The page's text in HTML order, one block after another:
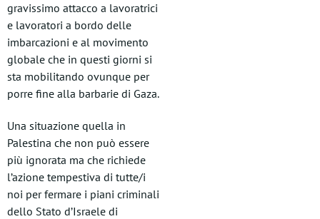
gravissimo attacco a lavoratrici
e lavoratori a bordo delle
imbarcazioni e al movimento
globale che in questi giorni si
sta mobilitando ovunque per
porre fine alla barbarie di Gaza.
Una situazione quella in
Palestina che non può essere
più ignorata ma che richiede
l’azione tempestiva di tutte/i
noi per fermare i piani criminali
dello Stato d’Israele di